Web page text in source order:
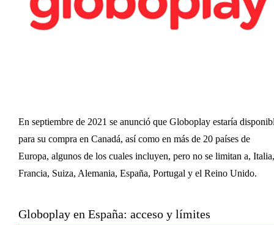
En septiembre de 2021 se anunció que Globoplay estaría
para su compra en Canadá, así como en más de 20 países de
Europa, algunos de los cuales incluyen, pero no se limitan a, Italia,
Francia, Suiza, Alemania, España, Portugal y el Reino Unido.
Globoplay en España: acceso y límites